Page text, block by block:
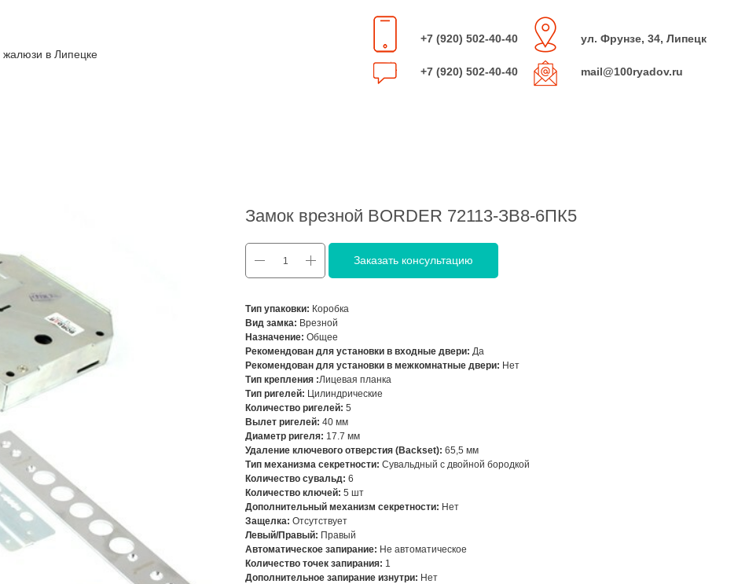
жалюзи в Липецке
+7 (920) 502-40-40
+7 (920) 502-40-40
ул. Фрунзе, 34, Липецк
mail@100ryadov.ru
Замок врезной BORDER 72113-ЗВ8-6ПК5
Заказать консультацию
Тип упаковки: Коробка
Вид замка: Врезной
Назначение: Общее
Рекомендован для установки в входные двери: Да
Рекомендован для установки в межкомнатные двери: Нет
Тип крепления :Лицевая планка
Тип ригелей: Цилиндрические
Количество ригелей: 5
Вылет ригелей: 40 мм
Диаметр ригеля: 17.7 мм
Удаление ключевого отверстия (Backset): 65,5 мм
Тип механизма секретности: Сувальдный с двойной бородкой
Количество сувальд: 6
Количество ключей: 5 шт
Дополнительный механизм секретности: Нет
Защелка: Отсутствует
Левый/Правый: Правый
Автоматическое запирание: Не автоматическое
Количество точек запирания: 1
Дополнительное запирание изнутри: Нет